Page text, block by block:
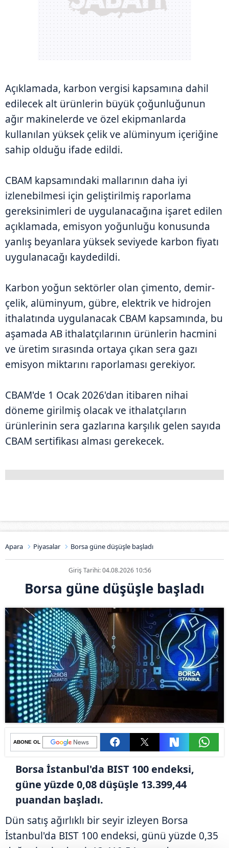
Açıklamada, karbon vergisi kapsamına dahil
edilecek alt ürünlerin büyük çoğunluğunun
ağır makinelerde ve özel ekipmanlarda
kullanılan yüksek çelik ve alüminyum içeriğine
sahip olduğu ifade edildi.
CBAM kapsamındaki mallarının daha iyi
izlenebilmesi için geliştirilmiş raporlama
gereksinimleri de uygulanacağına işaret edilen
açıklamada, emisyon yoğunluğu konusunda
yanlış beyanlara yüksek seviyede karbon fiyatı
uygulanacağı kaydedildi.
Karbon yoğun sektörler olan çimento, demir-
çelik, alüminyum, gübre, elektrik ve hidrojen
ithalatında uygulanacak CBAM kapsamında, bu
aşamada AB ithalatçılarının ürünlerin hacmini
ve üretim sırasında ortaya çıkan sera gazı
emisyon miktarını raporlaması gerekiyor.
CBAM'de 1 Ocak 2026'dan itibaren nihai
döneme girilmiş olacak ve ithalatçıların
ürünlerinin sera gazlarına karşılık gelen sayıda
CBAM sertifikası alması gerekecek.
Apara Piyasalar Borsa güne düşüşle başladı
Giriş Tarihi: 04.08.2026 10:56
Borsa güne düşüşle başladı
ABONE OL
Borsa İstanbul'da BIST 100 endeksi,
güne yüzde 0,08 düşüşle 13.399,44
puandan başladı.
Dün satış ağırlıklı bir seyir izleyen Borsa
İstanbul'da BIST 100 endeksi, günü yüzde 0,35